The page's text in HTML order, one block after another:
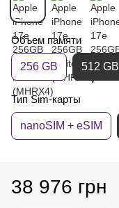
Объем памяти
256 GB 512 GB
Тип Sim-карты
nanoSIM + eSIM
38 976 грн